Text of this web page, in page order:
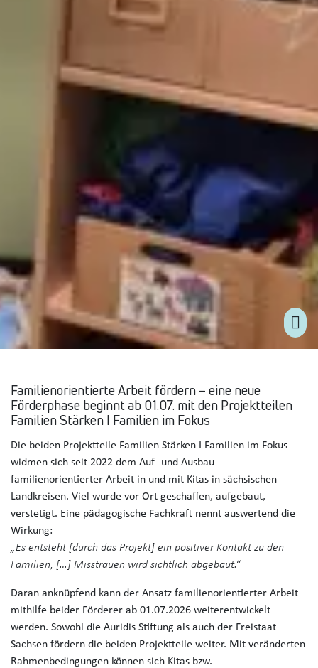
Familienorientierte Arbeit fördern – eine neue
Förderphase beginnt ab 01.07. mit den Projektteilen
Familien Stärken I Familien im Fokus
Die beiden Projektteile Familien Stärken I Familien im Fokus
widmen sich seit 2022 dem Auf- und Ausbau
familienorientierter Arbeit in und mit Kitas in sächsischen
Landkreisen. Viel wurde vor Ort geschaffen, aufgebaut,
verstetigt. Eine pädagogische Fachkraft nennt auswertend die
Wirkung:
„Es entsteht [durch das Projekt] ein positiver Kontakt zu den
Familien, […] Misstrauen wird sichtlich abgebaut.“
Daran anknüpfend kann der Ansatz familienorientierter Arbeit
mithilfe beider Förderer ab 01.07.2026 weiterentwickelt
werden. Sowohl die Auridis Stiftung als auch der Freistaat
Sachsen fördern die beiden Projektteile weiter. Mit veränderten
Rahmenbedingungen können sich Kitas bzw.